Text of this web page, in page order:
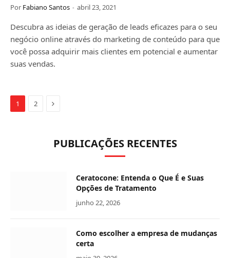
Por Fabiano Santos abril 23, 2021
Descubra as ideias de geração de leads eficazes para o seu
negócio online através do marketing de conteúdo para que
você possa adquirir mais clientes em potencial e aumentar
suas vendas.
1 2 Próximo
PUBLICAÇÕES RECENTES
Ceratocone: Entenda o Que É e Suas
Opções de Tratamento
junho 22, 2026
Como escolher a empresa de mudanças
certa